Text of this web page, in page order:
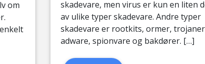
om
skadevare, men virus er kun en liten
av ulike typer skadevare. Andre typer
skadevare er rootkits, ormer,
adware, spionvare og bakdører. […]